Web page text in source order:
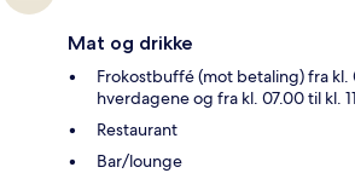
Mat og drikke
Frokostbuffé (mot betaling) fra kl.
hverdagene og fra kl. 07.00 til kl.
Restaurant
Bar/lounge